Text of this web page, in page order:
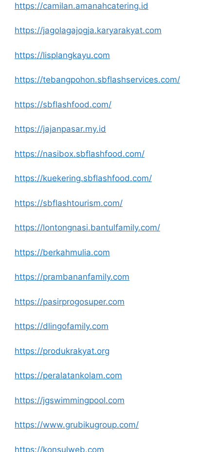
https://camilan.amanahcatering.id
https://jagolagajogja.karyarakyat.com
https://lisplangkayu.com
https://tebangpohon.sbflashservices.com/
https://sbflashfood.com/
https://jajanpasar.my.id
https://nasibox.sbflashfood.com/
https://kuekering.sbflashfood.com/
https://sbflashtourism.com/
https://lontongnasi.bantulfamily.com/
https://berkahmulia.com
https://prambananfamily.com
https://pasirprogosuper.com
https://dlingofamily.com
https://produkrakyat.org
https://peralatankolam.com
https://jgswimmingpool.com
https://www.grubikugroup.com/
https://konsulweb.com